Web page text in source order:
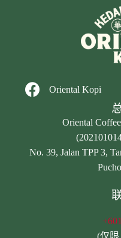
Oriental Kopi
Oriental
No. 39, Jalan TPP 3,
(仅限